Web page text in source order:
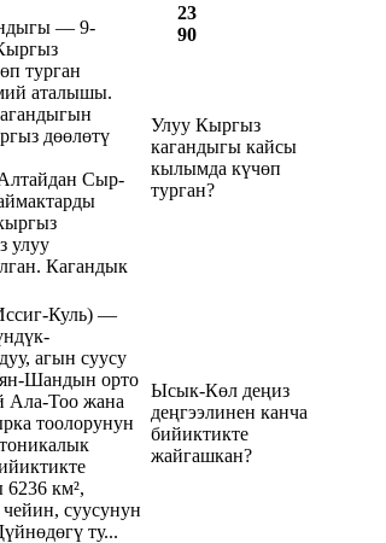
23
90
— 9-
турган
аталышы.
дөөлөтү
Сыр-
улуу
Кагандык
Улуу Кыргыз
кагандыгы кайсы
кылымда күчөп
турган?
Куль) —
агын суусу
Шандын орто
Ала-Тоо жана
тоолорунун
км²,
суусунун
ту...
Ысык-Көл деңиз
деңгээлинен канча
бийиктикте
жайгашкан?